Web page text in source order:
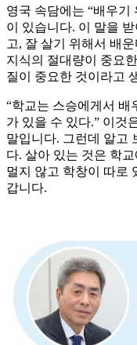
영국 속담에는 “배우기
이 있습니다. 이 말을
고, 잘 살기 위해서 배
지식의 절대량이 중요
질이 중요한 것이라고
“학교는 스승에게서 배
가 있을 수 있다.” 이것
말입니다. 그런데 알고
다. 살아 있는 것은 학
멀지 않고 학창이 따로
갑니다.